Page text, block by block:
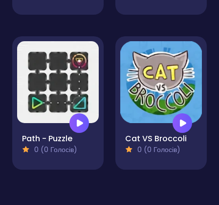
Path - Puzzle
0 (0 Голосів)
Cat VS Broccoli
0 (0 Голосів)